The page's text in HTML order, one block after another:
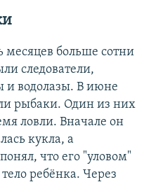
больше сотни
следователи,
и водолазы. В июне
рыбаки. Один из них
ловли. Вначале он
кукла, а
что его "уловом"
ребёнка. Через